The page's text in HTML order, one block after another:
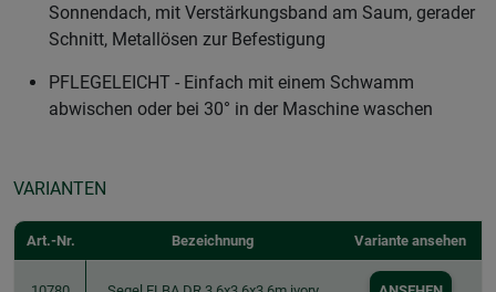
Sonnendach, mit Verstärkungsband am Saum, gerader
Schnitt, Metallösen zur Befestigung
PFLEGELEICHT - Einfach mit einem Schwamm
abwischen oder bei 30° in der Maschine waschen
VARIANTEN
Art.-Nr. Bezeichnung Variante ansehen